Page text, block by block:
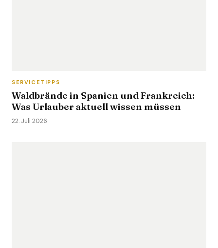
SERVICETIPPS
Waldbrände in Spanien und Frankreich:
Was Urlauber aktuell wissen müssen
22. Juli 2026